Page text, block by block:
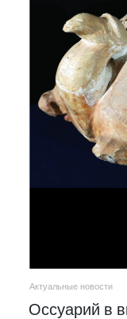
Актуальные новости
Оссуарий в